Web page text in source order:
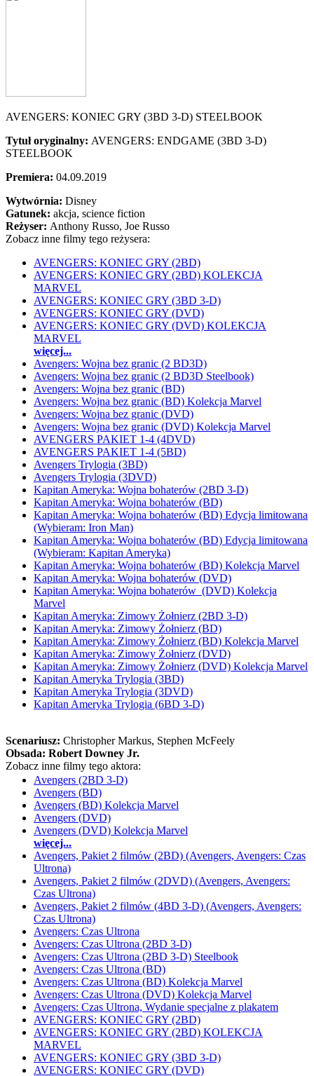
AVENGERS: KONIEC GRY (3BD 3-D) STEELBOOK
Tytuł oryginalny: AVENGERS: ENDGAME (3BD 3-D)
STEELBOOK
Premiera: 04.09.2019
Wytwórnia: Disney
Gatunek: akcja, science fiction
Reżyser: Anthony Russo, Joe Russo
Zobacz inne filmy tego reżysera:
AVENGERS: KONIEC GRY (2BD)
AVENGERS: KONIEC GRY (2BD) KOLEKCJA
MARVEL
AVENGERS: KONIEC GRY (3BD 3-D)
AVENGERS: KONIEC GRY (DVD)
AVENGERS: KONIEC GRY (DVD) KOLEKCJA
MARVEL
więcej...
Avengers: Wojna bez granic (2 BD3D)
Avengers: Wojna bez granic (2 BD3D Steelbook)
Avengers: Wojna bez granic (BD)
Avengers: Wojna bez granic (BD) Kolekcja Marvel
Avengers: Wojna bez granic (DVD)
Avengers: Wojna bez granic (DVD) Kolekcja Marvel
AVENGERS PAKIET 1-4 (4DVD)
AVENGERS PAKIET 1-4 (5BD)
Avengers Trylogia (3BD)
Avengers Trylogia (3DVD)
Kapitan Ameryka: Wojna bohaterów (2BD 3-D)
Kapitan Ameryka: Wojna bohaterów (BD)
Kapitan Ameryka: Wojna bohaterów (BD) Edycja limitowana
(Wybieram: Iron Man)
Kapitan Ameryka: Wojna bohaterów (BD) Edycja limitowana
(Wybieram: Kapitan Ameryka)
Kapitan Ameryka: Wojna bohaterów (BD) Kolekcja Marvel
Kapitan Ameryka: Wojna bohaterów (DVD)
Kapitan Ameryka: Wojna bohaterów (DVD) Kolekcja
Marvel
Kapitan Ameryka: Zimowy Żołnierz (2BD 3-D)
Kapitan Ameryka: Zimowy Żołnierz (BD)
Kapitan Ameryka: Zimowy Żołnierz (BD) Kolekcja Marvel
Kapitan Ameryka: Zimowy Żołnierz (DVD)
Kapitan Ameryka: Zimowy Żołnierz (DVD) Kolekcja Marvel
Kapitan Ameryka Trylogia (3BD)
Kapitan Ameryka Trylogia (3DVD)
Kapitan Ameryka Trylogia (6BD 3-D)
Scenariusz: Christopher Markus, Stephen McFeely
Obsada: Robert Downey Jr.
Zobacz inne filmy tego aktora:
Avengers (2BD 3-D)
Avengers (BD)
Avengers (BD) Kolekcja Marvel
Avengers (DVD)
Avengers (DVD) Kolekcja Marvel
więcej...
Avengers, Pakiet 2 filmów (2BD) (Avengers, Avengers: Czas
Ultrona)
Avengers, Pakiet 2 filmów (2DVD) (Avengers, Avengers:
Czas Ultrona)
Avengers, Pakiet 2 filmów (4BD 3-D) (Avengers, Avengers:
Czas Ultrona)
Avengers: Czas Ultrona
Avengers: Czas Ultrona (2BD 3-D)
Avengers: Czas Ultrona (2BD 3-D) Steelbook
Avengers: Czas Ultrona (BD)
Avengers: Czas Ultrona (BD) Kolekcja Marvel
Avengers: Czas Ultrona (DVD) Kolekcja Marvel
Avengers: Czas Ultrona, Wydanie specjalne z plakatem
AVENGERS: KONIEC GRY (2BD)
AVENGERS: KONIEC GRY (2BD) KOLEKCJA
MARVEL
AVENGERS: KONIEC GRY (3BD 3-D)
AVENGERS: KONIEC GRY (DVD)